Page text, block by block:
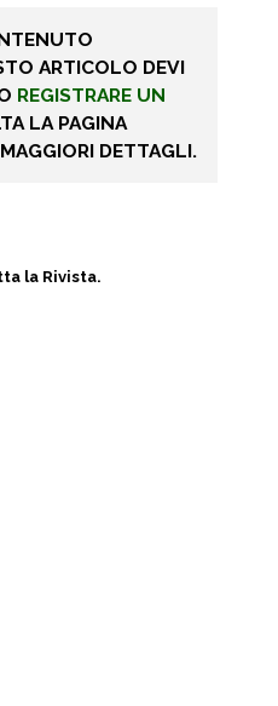
ARTICOLO DEVI
REGISTRARE UN
LA PAGINA
DETTAGLI.
la Rivista.